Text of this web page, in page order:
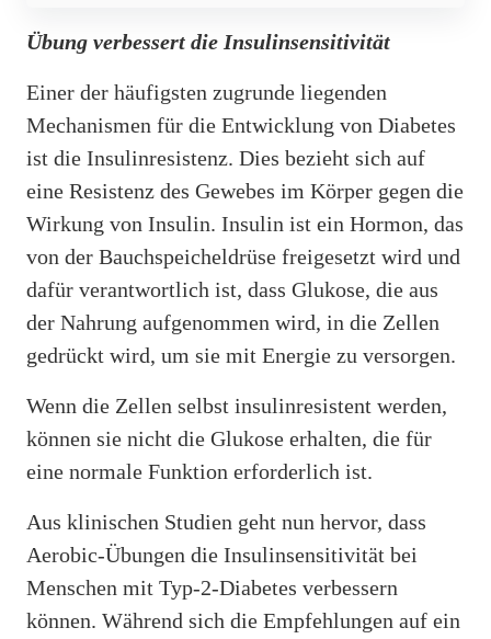
Übung verbessert die Insulinsensitivität
Einer der häufigsten zugrunde liegenden
Mechanismen für die Entwicklung von Diabetes
ist die Insulinresistenz. Dies bezieht sich auf
eine Resistenz des Gewebes im Körper gegen die
Wirkung von Insulin. Insulin ist ein Hormon, das
von der Bauchspeicheldrüse freigesetzt wird und
dafür verantwortlich ist, dass Glukose, die aus
der Nahrung aufgenommen wird, in die Zellen
gedrückt wird, um sie mit Energie zu versorgen.
Wenn die Zellen selbst insulinresistent werden,
können sie nicht die Glukose erhalten, die für
eine normale Funktion erforderlich ist.
Aus klinischen Studien geht nun hervor, dass
Aerobic-Übungen die Insulinsensitivität bei
Menschen mit Typ-2-Diabetes verbessern
können. Während sich die Empfehlungen auf ein